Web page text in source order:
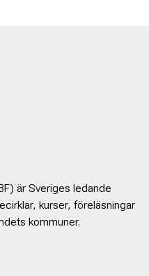
är Sveriges ledande
kurser, föreläsningar
kommuner.